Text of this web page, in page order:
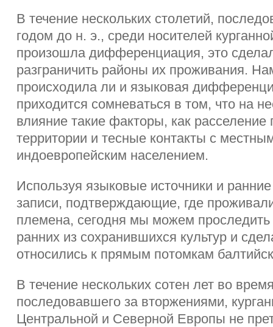
В течение нескольких столетий,
годом до н. э., среди носителей
произошла дифференциация, это
разграничить районы их проживания.
происходила ли и языковая
приходится сомневаться в том, что на
влияние такие факторы, как расселение
территории и тесные контакты с
индоевропейским населением.
Используя языковые источники и
записи, подтверждающие, где
племена, сегодня мы можем
ранних из сохранившихся культур и
относились к прямым потомкам
В течение нескольких сотен лет во
последовавшего за вторжениями,
Центральной и Северной Европы не